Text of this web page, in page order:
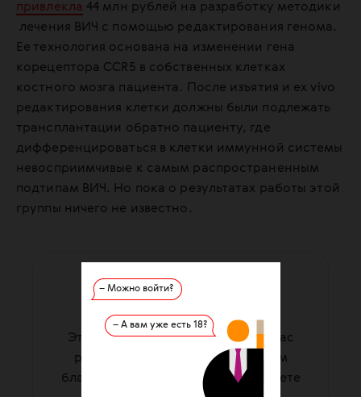
– Можно войти?
– А вам уже есть 18?
привлекла 44 млн рублей на разработку методики
лечения ВИЧ с помощью редактирования генома.
Ее технология основана на изменении гена
корецептора CCR5 в собственных клетках
костного мозга пациента. После изъятия и ex vivo
редактирования клетки должны были подлежать
трансплантации обратно пациенту, где
дифференцироваться в клетки иммунной системы
невосприимчивые к самым распространенным
подтипам ВИЧ. Но пока о результатах работы этой
группы ничего не известно.
ПОДДЕРЖАТЬ ФОНД
Этот материал подготовила для вас
редакция фонда. Мы существуем
благодаря вашей помощи. Вы можете